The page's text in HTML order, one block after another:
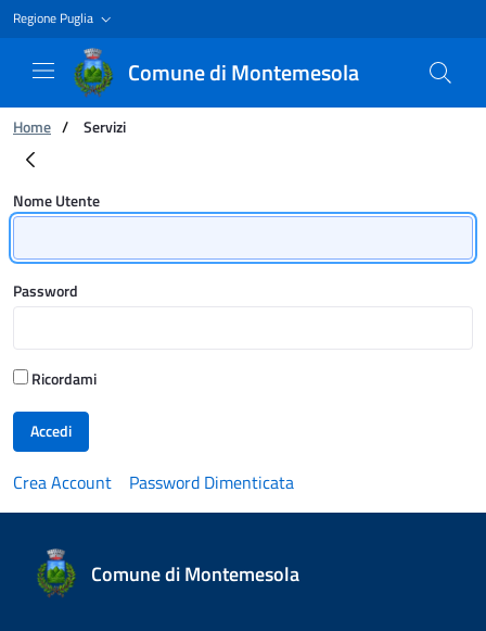
Regione Puglia
Comune di Montemesola
Ti trovi in:
Home / Servizi
Servizi
Login
Nome Utente
Password
Ricordami
Accedi
Crea Account Password Dimenticata
Comune di Montemesola